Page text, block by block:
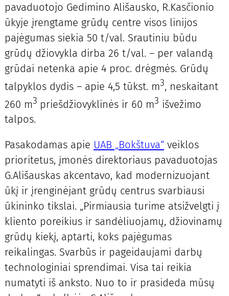
pavaduotojo Gedimino Ališausko, R.Kasčionio
ūkyje įrengtame grūdų centre visos linijos
pajėgumas siekia 50 t/val. Srautiniu būdu
grūdų džiovykla dirba 26 t/val. – per valandą
grūdai netenka apie 4 proc. drėgmės. Grūdų
talpyklos dydis – apie 4,5 tūkst. m3, neskaitant
260 m3 priešdžiovyklinės ir 60 m3 išvežimo
talpos.
Pasakodamas apie UAB „Bokštuva“veiklos
prioritetus, įmonės direktoriaus pavaduotojas
G.Ališauskas akcentavo, kad modernizuojant
ūkį ir įrenginėjant grūdų centrus svarbiausi
ūkininko tikslai. „Pirmiausia turime atsižvelgti į
kliento poreikius ir sandėliuojamų, džiovinamų
grūdų kiekį, aptarti, koks pajėgumas
reikalingas. Svarbūs ir pageidaujami darbų
technologiniai sprendimai. Visa tai reikia
numatyti iš anksto. Nuo to ir prasideda mūsų